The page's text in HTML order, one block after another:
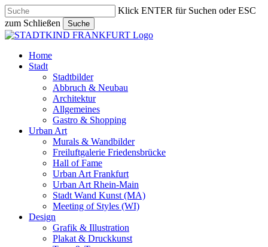
Skip
to
main
content
Klick ENTER für Suchen oder ESC
zum Schließen
Suche
Close
search
Menu
Home
Stadt
Stadtbilder
Abbruch & Neubau
Architektur
Allgemeines
Gastro & Shopping
Urban Art
Murals & Wandbilder
Freiluftgalerie Friedensbrücke
Hall of Fame
Urban Art Frankfurt
Urban Art Rhein-Main
Stadt Wand Kunst (MA)
Meeting of Styles (WI)
Design
Grafik & Illustration
Plakat & Druckkunst